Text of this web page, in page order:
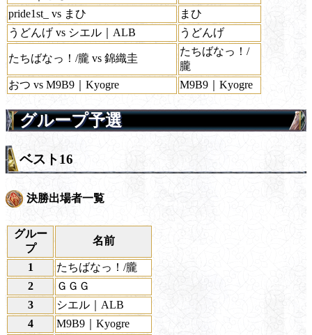
pride1st_ vs まひ
まひ
うどんげ vs シエル｜ALB
うどんげ
たちばなっ！/朧 vs 錦織圭
たちばなっ！/
朧
おつ vs M9B9｜Kyogre
M9B9｜Kyogre
グループ予選
ベスト16
決勝出場者一覧
グルー
プ
名前
1
たちばなっ！/朧
2
ＧＧＧ
3
シエル｜ALB
4
M9B9｜Kyogre